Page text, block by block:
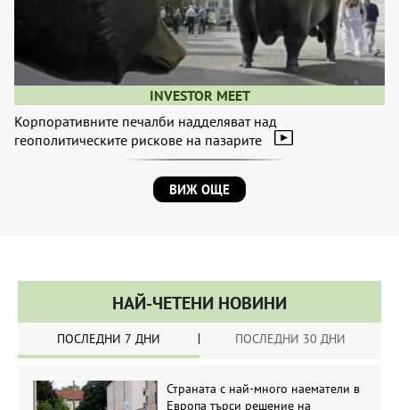
INVESTOR MEET
Корпоративните печалби надделяват над
геополитическите рискове на пазарите
ВИЖ ОЩЕ
НАЙ-ЧЕТЕНИ НОВИНИ
ПОСЛЕДНИ 7 ДНИ ПОСЛЕДНИ 30 ДНИ
Страната с най-много наематели в
Европа търси решение на